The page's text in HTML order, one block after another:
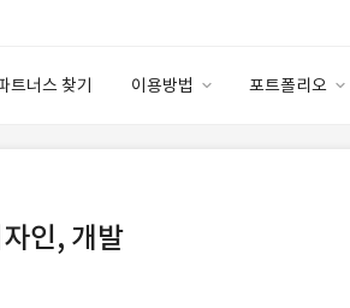
트너스 찾기 이용방법 포트폴리오
인, 개발